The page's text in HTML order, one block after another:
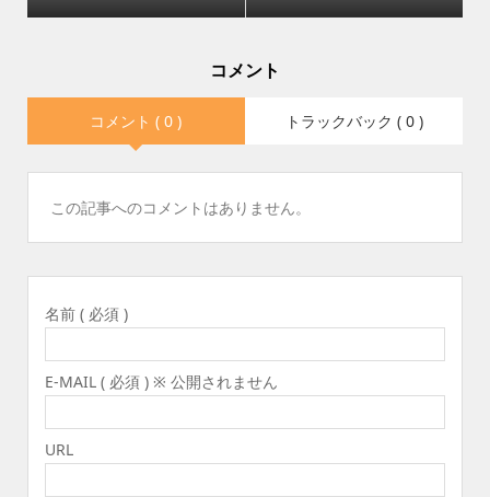
コメント
コメント ( 0 ) トラックバック ( 0 )
この記事へのコメントはありません。
名前 ( 必須 )
E-MAIL ( 必須 ) ※ 公開されません
URL